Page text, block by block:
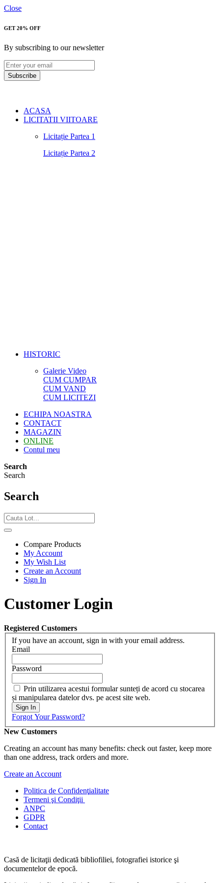
Close
GET 20% OFF
By subscribing to our newsletter
Subscribe
ACASA
LICITATII VIITOARE
Licitație Partea 1
Licitație Partea 2
HISTORIC
Galerie Video
CUM CUMPAR
CUM VAND
CUM LICITEZI
ECHIPA NOASTRA
CONTACT
MAGAZIN
ONLINE
Contul meu
Search
Search
Search
Compare Products
My Account
My Wish List
Create an Account
Sign In
Customer Login
Registered Customers
If you have an account, sign in with your email address.
Email
Password
Prin utilizarea acestui formular sunteți de acord cu stocarea
și manipularea datelor dvs. pe acest site web.
Sign In
Forgot Your Password?
New Customers
Creating an account has many benefits: check out faster, keep more
than one address, track orders and more.
Create an Account
Politica de Confidenţialitate
Termeni şi Condiţii
ANPC
GDPR
Contact
Casă de licitaţii dedicată bibliofiliei, fotografiei istorice şi
documentelor de epocă.